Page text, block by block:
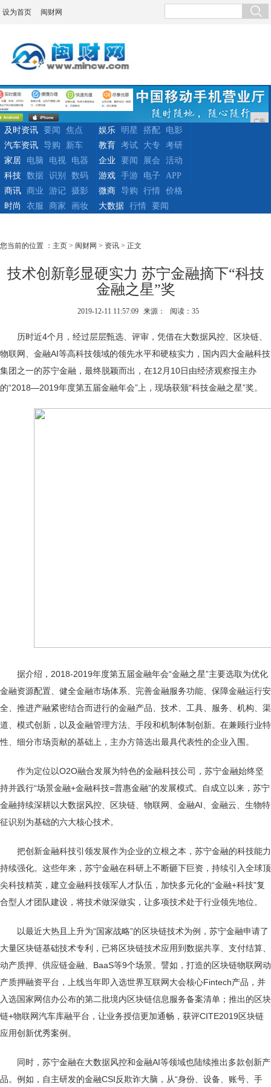
设为首页 闽财网
广告
及时资讯 要闻
焦点
汽车资讯
导购 新车
娱乐 明星 搭配
电影
教育
考试 大专
考研
家居
电脑 电视
电器
科技
数据 识别 数码
企业 要闻 展会
活动
游戏
手游 电子
APP
商讯
商业 游记
摄影
时尚
衣服 商家 画妆
微商 导购 行情
价格
大数据
行情 要闻
您当前的位置 ： 主页 > 闽财网 > 资讯 > 正文
技术创新彰显硬实力 苏宁金融摘下“科技
金融之星”奖
2019-12-11 11:57:09 来源： 阅读：35
历时近4个月，经过层层甄选、评审，凭借在大数据风控、区块链、
物联网、金融AI等高科技领域的领先水平和硬核实力，国内四大金融科技
集团之一的苏宁金融，最终脱颖而出，在12月10日由经济观察报主办
的“2018—2019年度第五届金融年会”上，现场获颁“科技金融之星”奖。
据介绍，2018-2019年度第五届金融年会“金融之星”主要选取为优化
金融资源配置、健全金融市场体系、完善金融服务功能、保障金融运行安
全、推进产融紧密结合而进行的金融产品、技术、工具、服务、机构、渠
道、模式创新，以及金融管理方法、手段和机制体制创新。在兼顾行业特
性、细分市场贡献的基础上，主办方筛选出最具代表性的企业入围。
作为定位以O2O融合发展为特色的金融科技公司，苏宁金融始终坚
持并践行“场景金融+金融科技=普惠金融”的发展模式。自成立以来，苏宁
金融持续深耕以大数据风控、区块链、物联网、金融AI、金融云、生物特
征识别为基础的六大核心技术。
把创新金融科技引领发展作为企业的立根之本，苏宁金融的科技能力
持续强化。这些年来，苏宁金融在科研上不断砸下巨资，持续引入全球顶
尖科技精英，建立金融科技领军人才队伍，加快多元化的“金融+科技”复
合型人才团队建设，将技术做深做实，让多项技术处于行业领先地位。
以最近大热且上升为“国家战略”的区块链技术为例，苏宁金融申请了
大量区块链基础技术专利，已将区块链技术应用到数据共享、支付结算、
动产质押、供应链金融、BaaS等9个场景。譬如，打造的区块链物联网动
产质押融资平台，上线当年即入选世界互联网大会核心Fintech产品，并
入选国家网信办公布的第二批境内区块链信息服务备案清单；推出的区块
链+物联网汽车库融平台，让业务授信更加通畅，获评CITE2019区块链
应用创新优秀案例。
同时，苏宁金融在大数据风控和金融AI等领域也陆续推出多款创新产
品。例如，自主研发的金融CSI反欺诈大脑，从“身份、设备、账号、手